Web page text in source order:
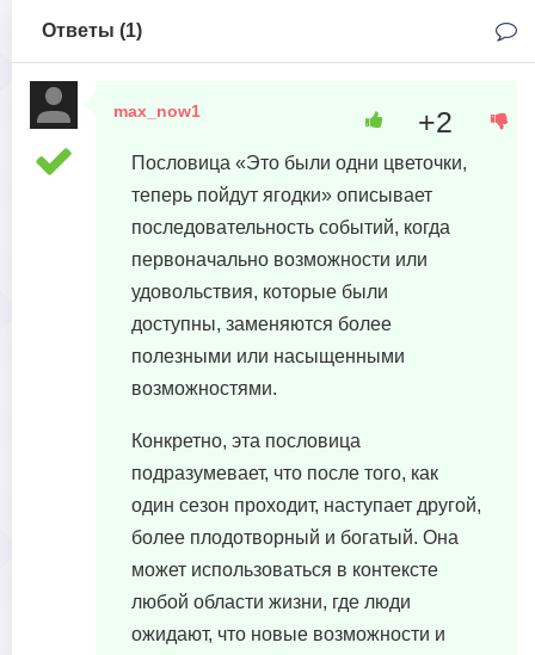
Ответы (1)
max_now1
Пословица «Это были одни цветочки,
теперь пойдут ягодки» описывает
последовательность событий, когда
первоначально возможности или
удовольствия, которые были
доступны, заменяются более
полезными или насыщенными
возможностями.
Конкретно, эта пословица
подразумевает, что после того, как
один сезон проходит, наступает другой,
более плодотворный и богатый. Она
может использоваться в контексте
любой области жизни, где люди
ожидают, что новые возможности и
+2